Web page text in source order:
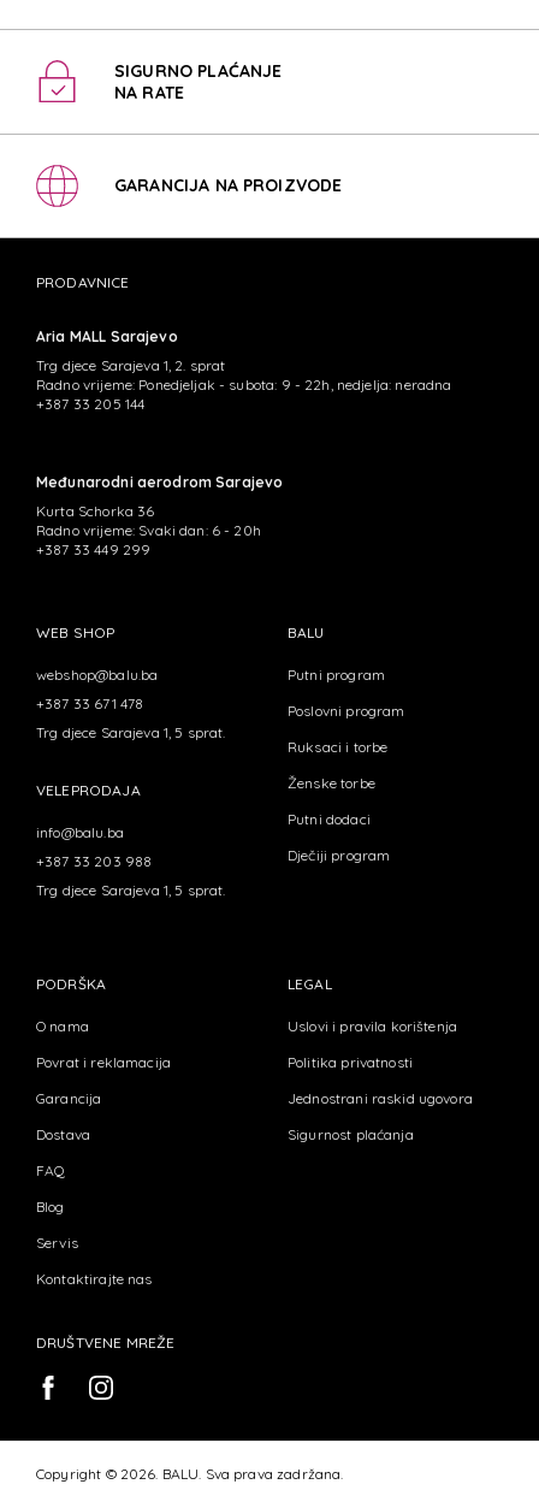
SIGURNO PLAĆANJE
NA RATE
GARANCIJA NA PROIZVODE
PRODAVNICE
Aria MALL Sarajevo
Trg djece Sarajeva 1, 2. sprat
Radno vrijeme: Ponedjeljak - subota: 9 - 22h, nedjelja: neradna
+387 33 205 144
Međunarodni aerodrom Sarajevo
Kurta Schorka 36
Radno vrijeme: Svaki dan: 6 - 20h
+387 33 449 299
WEB SHOP
webshop@balu.ba
+387 33 671 478
Trg djece Sarajeva 1, 5 sprat.
VELEPRODAJA
info@balu.ba
+387 33 203 988
Trg djece Sarajeva 1, 5 sprat.
BALU
Putni program
Poslovni program
Ruksaci i torbe
Ženske torbe
Putni dodaci
Dječiji program
PODRŠKA
O nama
Povrat i reklamacija
Garancija
Dostava
FAQ
Blog
Servis
Kontaktirajte nas
LEGAL
Uslovi i pravila korištenja
Politika privatnosti
Jednostrani raskid ugovora
Sigurnost plaćanja
DRUŠTVENE MREŽE
Copyright © 2026. BALU. Sva prava zadržana.